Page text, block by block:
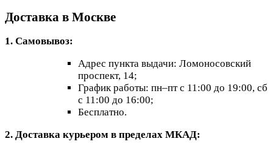
Доставка в Москве
1. Самовывоз:
Адрес пункта выдачи: Ломоносовский
проспект, 14;
График работы: пн–пт с 11:00 до 19:00, сб
с 11:00 до 16:00;
Бесплатно.
2. Доставка курьером в пределах МКАД: